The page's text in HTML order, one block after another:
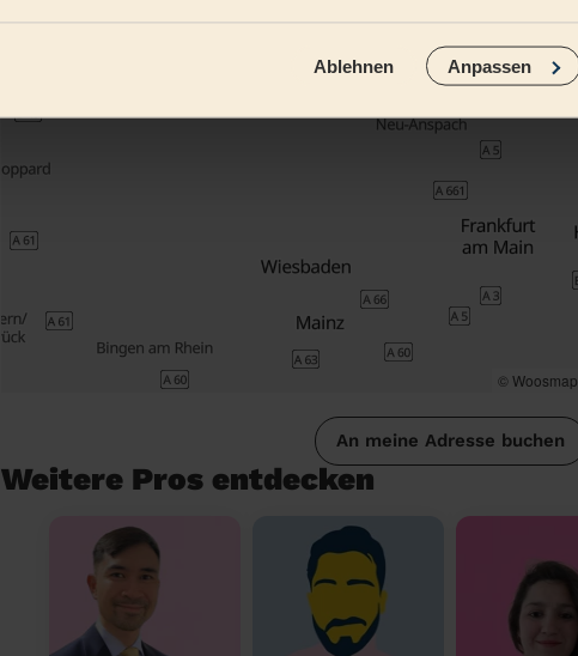
Ablehnen Anpassen
© Woosmap
An meine Adresse buchen
Weitere Pros entdecken